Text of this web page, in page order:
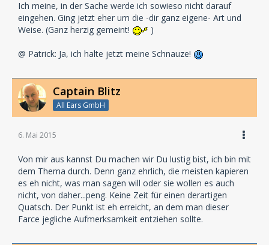
Ich meine, in der Sache werde ich sowieso nicht darauf
eingehen. Ging jetzt eher um die -dir ganz eigene- Art und
Weise. (Ganz herzig gemeint!
)
@ Patrick: Ja, ich halte jetzt meine Schnauze!
Captain Blitz
All Ears GmbH
6. Mai 2015
Von mir aus kannst Du machen wir Du lustig bist, ich bin mit
dem Thema durch. Denn ganz ehrlich, die meisten kapieren
es eh nicht, was man sagen will oder sie wollen es auch
nicht, von daher...peng. Keine Zeit für einen derartigen
Quatsch. Der Punkt ist eh erreicht, an dem man dieser
Farce jegliche Aufmerksamkeit entziehen sollte.